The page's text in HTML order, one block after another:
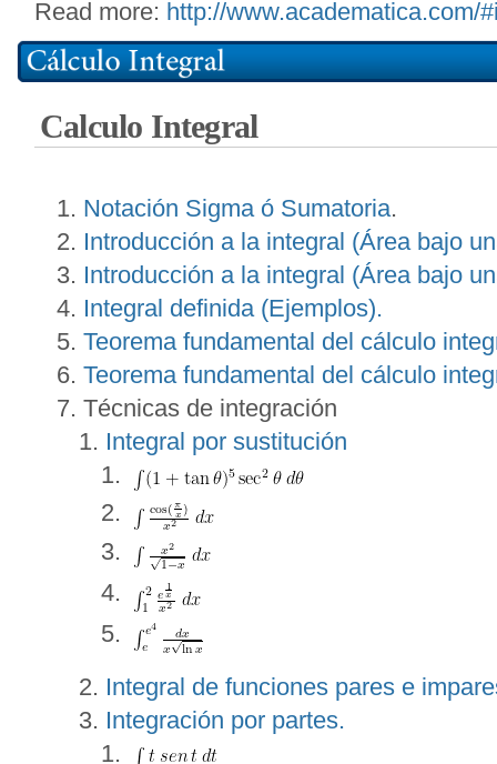
Read more: http://www.academatica.com/
Calculo Integral
Notación Sigma ó Sumatoria.
Introducción a la integral (Área bajo
Introducción a la integral (Área bajo
Integral definida (Ejemplos).
Teorema fundamental del cálculo
Teorema fundamental del cálculo
Técnicas de integración
Integral por sustitución
Integral de funciones pares e
Integración por partes.